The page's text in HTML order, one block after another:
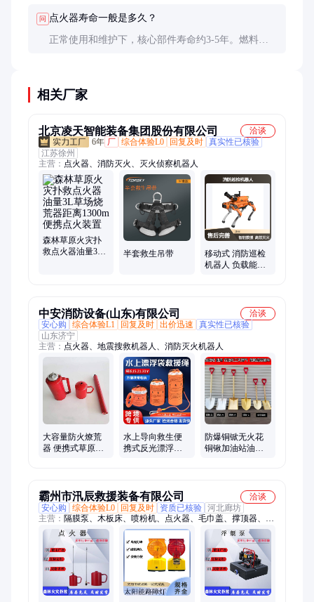
问 点火器寿命一般是多久？
正常使用和维护下，核心部件寿命约3-5年。燃料罐
相关厂家
北京凌天智能装备集团股份有限公司
洽谈
6年 厂 综合体验L0 回复及时 真实性已核验
江苏徐州
主营： 点火器、消防灭火、灭火侦察机器人
森林草原火灾扑
救点火器油量3L
半套救生吊带
移动式 消防巡检
机器人 负载能力
中安消防设备(山东)有限公司
洽谈
安心购
综合体验L1 回复及时 出价迅速
真实性已核验
山东济宁
主营： 点火器、地震搜救机器人、消防灭火机器人
大容量防火燎荒
器 便携式草原森
水上导向救生便
携式反光漂浮绳
防爆铜锨无火花
铜锹加油站油库
霸州市汛辰救援装备有限公司
洽谈
安心购
综合体验L0 回复及时 资质已核验 河北廊坊
主营： 隔膜泵、木板床、喷粉机、点火器、毛巾盖、撑顶器、午
休床、露营灯、灭火泵、救生圈、消防泵、保护鞋、背油桶、离
心泵、救生衣、割灌机、工作服、照明灯、救援鞋、隔热服、棉
帐篷、雷锋帽、防寒棉袄、救援手套、绝缘支线